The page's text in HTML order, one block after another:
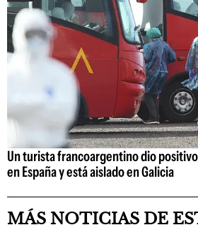
Un turista francoargentino dio
en España y está aislado en Galicia
MÁS NOTICIAS DE